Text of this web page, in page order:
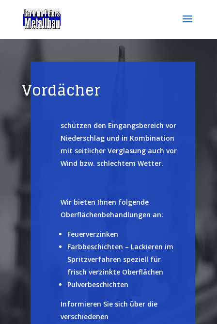
Vordächer
schützen den Eingangsbereich vor
Niederschlag und in Kombination
mit seitlicher Verglasung auch vor
Wind bzw. schlechtem Wetter.
Wir bieten Ihnen folgende
Oberflächenbehandlungen an:
Feuerverzinken
Farbbeschichten – Lackieren im
Spritzverfahren speziell für
frisch verzinkte Oberflächen
Pulverbeschichten
Informieren Sie sich über die
verschiedenen